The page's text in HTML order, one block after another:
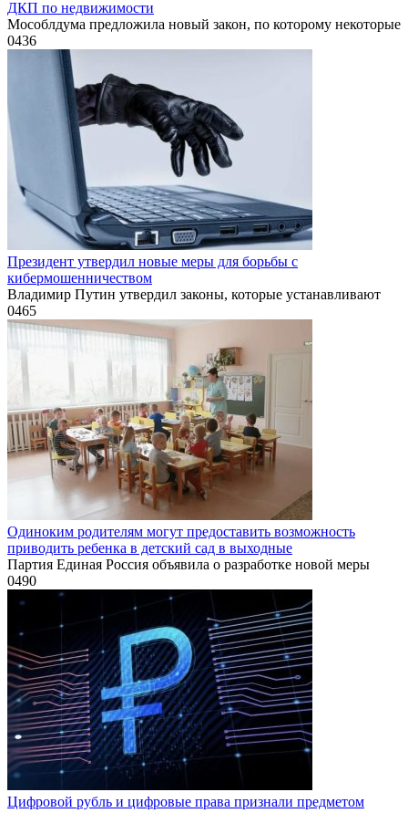
ДКП по недвижимости
Мособлдума предложила новый закон, по которому некоторые
0436
Президент утвердил новые меры для борьбы с
кибермошенничеством
Владимир Путин утвердил законы, которые устанавливают
0465
Одиноким родителям могут предоставить возможность
приводить ребенка в детский сад в выходные
Партия Единая Россия объявила о разработке новой меры
0490
Цифровой рубль и цифровые права признали предметом